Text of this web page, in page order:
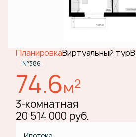
ПланировкаВиртуальный тур
№386
74.6м2
3-комнатная
20 514 000 руб.